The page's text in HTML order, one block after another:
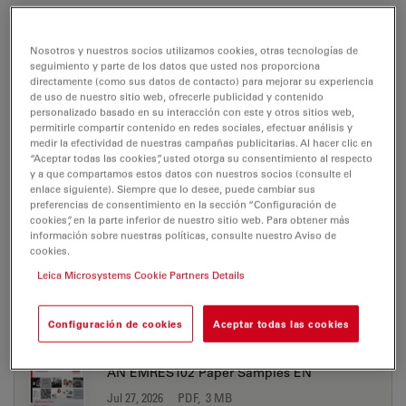
Notas de aplicación Brochure or flyer
EM RES102
NOTAS DE APLICACIÓN
AN EMRES102 Ion Beam Polishing of sample
Jul 27, 2026 PDF, 3 MB
DOWNLOAD
AN EMRES102 Paper Samples EN
Jul 27, 2026 PDF, 3 MB
Nosotros y nuestros socios utilizamos cookies, otras tecnologías de
seguimiento y parte de los datos que usted nos proporciona
directamente (como sus datos de contacto) para mejorar su experiencia
de uso de nuestro sitio web, ofrecerle publicidad y contenido
personalizado basado en su interacción con este y otros sitios web,
permitirle compartir contenido en redes sociales, efectuar análisis y
medir la efectividad de nuestras campañas publicitarias. Al hacer clic en
“Aceptar todas las cookies”, usted otorga su consentimiento al respecto
y a que compartamos estos datos con nuestros socios (consulte el
enlace siguiente). Siempre que lo desee, puede cambiar sus
preferencias de consentimiento en la sección “Configuración de
cookies”, en la parte inferior de nuestro sitio web. Para obtener más
información sobre nuestras políticas, consulte nuestro Aviso de
cookies.
Leica Microsystems Cookie Partners Details
Configuración de cookies Aceptar todas las cookies